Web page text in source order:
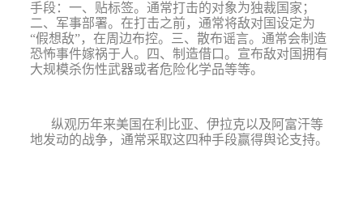
手段：一、贴标签。通常打击的对象为独裁国家；
二、军事部署。在打击之前，通常将敌对国设定为
“假想敌”，在周边布控。三、散布谣言。通常会制造
恐怖事件嫁祸于人。四、制造借口。宣布敌对国拥有
大规模杀伤性武器或者危险化学品等等。
纵观历年来美国在利比亚、伊拉克以及阿富汗等
地发动的战争，通常采取这四种手段赢得舆论支持。